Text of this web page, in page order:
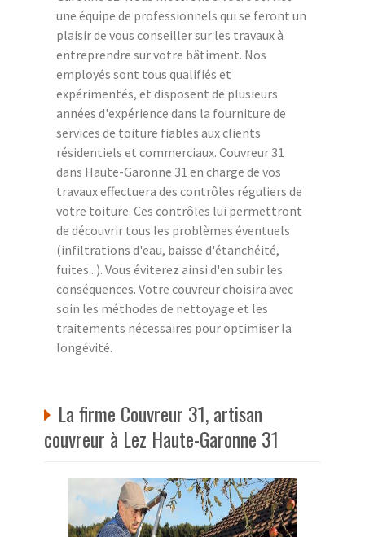
une équipe de professionnels qui se feront un
plaisir de vous conseiller sur les travaux à
entreprendre sur votre bâtiment. Nos
employés sont tous qualifiés et
expérimentés, et disposent de plusieurs
années d'expérience dans la fourniture de
services de toiture fiables aux clients
résidentiels et commerciaux. Couvreur 31
dans Haute-Garonne 31 en charge de vos
travaux effectuera des contrôles réguliers de
votre toiture. Ces contrôles lui permettront
de découvrir tous les problèmes éventuels
(infiltrations d'eau, baisse d'étanchéité,
fuites...). Vous éviterez ainsi d'en subir les
conséquences. Votre couvreur choisira avec
soin les méthodes de nettoyage et les
traitements nécessaires pour optimiser la
longévité.
La firme Couvreur 31, artisan
couvreur à Lez Haute-Garonne 31